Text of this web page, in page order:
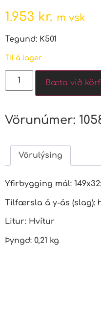
1.953 kr. m vsk
Tegund: K501
Til á lager
Bæta við
Vörunúmer:
Vörulýsing
Yfirbygging mál:
Tilfærsla á y-ás (slag):
Litur: Hvítur
Þyngd: 0,21 kg